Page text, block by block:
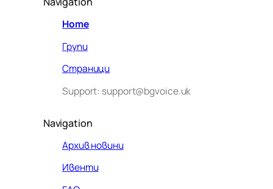
Home
Групи
Страници
Support: support@bgvoice.uk
Navigation
Архив новини
Ивенти